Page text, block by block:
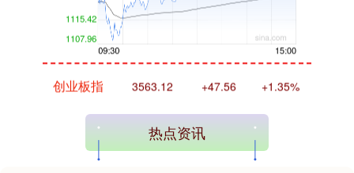
创业板指 3563.12 +47.56 +1.35%
热点资讯